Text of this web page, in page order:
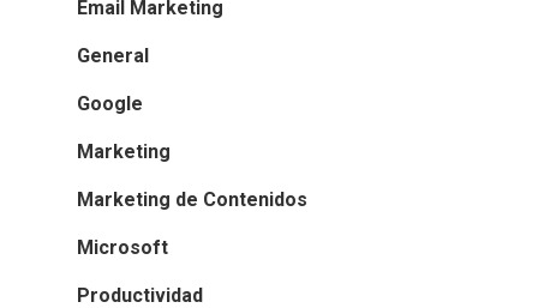
Email Marketing
General
Google
Marketing
Marketing de Contenidos
Microsoft
Productividad